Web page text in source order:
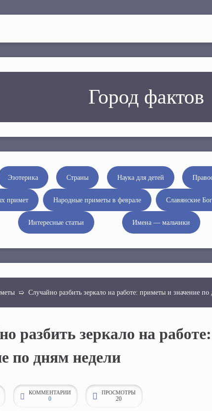
Город фактов
Эзотерика Страны Наука для детей
примет Народные приметы в феврале Славянские
Интересные статьи Имена — мальчики
➯ Случайно разбить зеркало на работе: приметы и значение по
разбить зеркало на
по дням недели
КОММЕНТАРИИ
0
ПРОСМОТРЫ
20